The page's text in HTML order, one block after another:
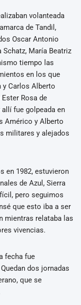
volanteada
de Tandil,
Oscar Antonio
Schatz, María Beatriz
tiempo las
en los que
y Carlos Alberto
Rosa de
fue golpeada en
Américo y Alberto
militares y alejados
en 1982, estuvieron
de Azul, Sierra
pero seguimos
que esto iba a ser
mientras relataba las
vivencias.
fecha fue
dos jornadas
que se